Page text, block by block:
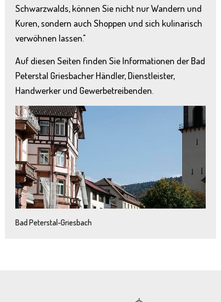
Schwarzwalds, können Sie nicht nur Wandern und
Kuren, sondern auch Shoppen und sich kulinarisch
verwöhnen lassen."
Auf diesen Seiten finden Sie Informationen der Bad
Peterstal Griesbacher Händler, Dienstleister,
Handwerker und Gewerbetreibenden.
Bad Peterstal-Griesbach